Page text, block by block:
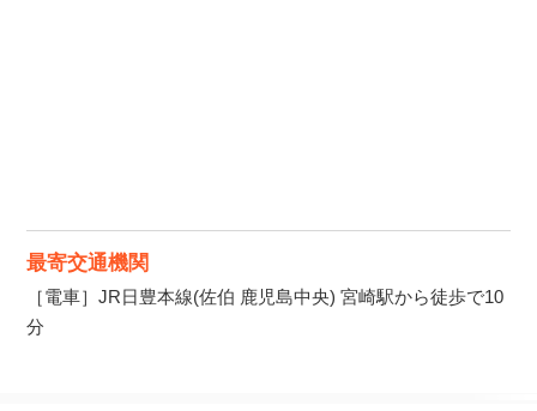
最寄交通機関
［電車］JR日豊本線(佐伯 鹿児島中央) 宮崎駅から徒歩で10
分